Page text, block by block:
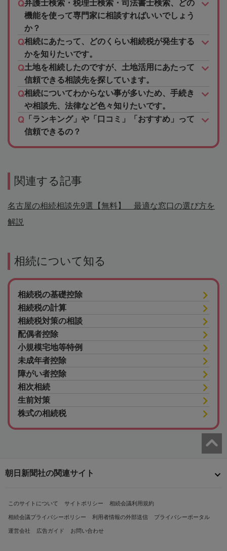
弁護士検索・税理士検索・司法書士検索、どの
機能を使って専門家に相談すればいいでしょう
か？
相続にあたって、どのくらい相続税が発生する
かを知りたいです。
土地を相続したのですが、土地活用にあたって
信頼できる相談先を探しています。
相続についてわからない事が多いため、手続き
や相談先、法律など色々知りたいです。
「ランキング」や「口コミ」「おすすめ」って
信頼できるの？
関連する記事
名古屋の相続相談先9選【無料】 最適な窓口の選び方を
解説
相続について知る
相続税の基礎控除
相続税の計算
相続税対策の相談
配偶者控除
小規模宅地等特例
未成年者控除
障がい者控除
相次相続
生前対策
株式の相続税
朝日新聞社の関連サイト
このサイトについて サイトポリシー 相続会議利用規約
相続会議プライバシーポリシー 利用者情報の外部送信 プライバシーポータル
運営会社 広告ガイド お問い合わせ